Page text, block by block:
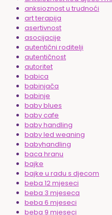
anksioznost u trudnoći
art terapija
asertivnost
asocijacije
autentični roditelji
autentičnost
autoritet
babica
babinjača
babinje
baby blues
baby cafe
baby handling
baby led weaning
babyhandling
baca hranu
bajke
bajke u radu s djecom
beba 12 mjeseci
beba 3 mjeseca
beba 6 mjeseci
beba 9 mjeseci